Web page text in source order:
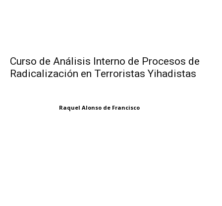
Curso de Análisis Interno de Procesos de
Radicalización en Terroristas Yihadistas
Raquel Alonso de Francisco